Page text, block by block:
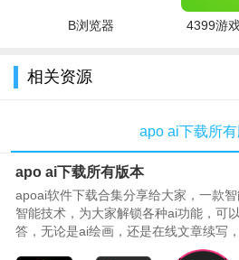
4.确定喜欢的绘图风格，一键即可
1.分享功能：用户可以将生成的二
2.生成二次元角色：该应用可生成
图像。
B浏览器
4399游
相关资源
apo ai下载所
apo ai下载所有版本
apoai软件下载合集分享给大家，一款
智能技术，为大家解锁各种ai功能，可
答，无论是ai绘画，还是在线文章续写
你，致力于做大家掌上的智能助手，